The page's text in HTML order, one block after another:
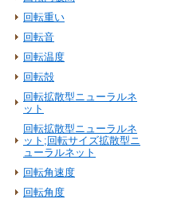
回転重い
回転音
回転温度
回転殻
回転拡散型ニューラルネ
ット
回転拡散型ニューラルネ
ット;回転サイズ拡散型ニ
ューラルネット
回転角速度
回転角度